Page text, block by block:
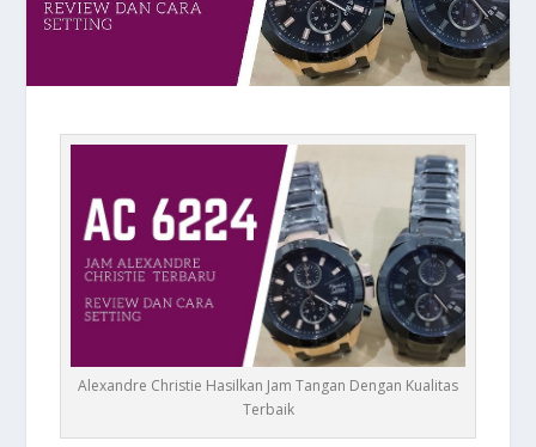
Alexandre Christie Hasilkan Jam Tangan Dengan Kualitas
Terbaik